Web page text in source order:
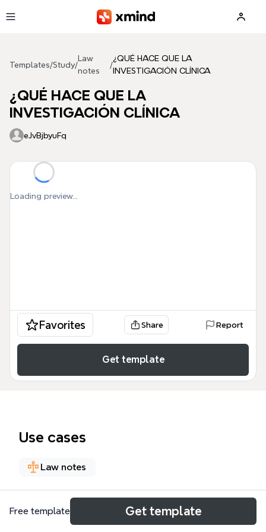
Templates/Study/
Law
notes
/
¿QUÉ HACE QUE LA
INVESTIGACIÓN CLÍNICA
¿QUÉ HACE QUE LA
INVESTIGACIÓN CLÍNICA
eJvBjbyuFq
Loading preview...
Favorites Share Report
Get template
Use cases
Law notes
About
Free template Get template